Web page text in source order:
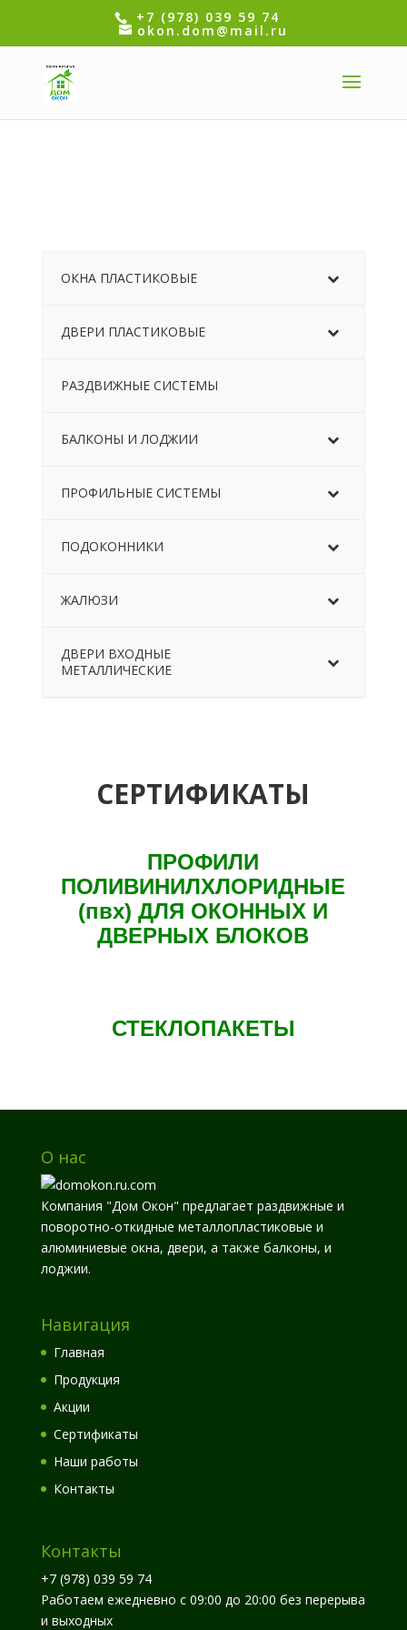
+7 (978) 039 59 74
okon.dom@mail.ru
ОКНА ПЛАСТИКОВЫЕ
ДВЕРИ ПЛАСТИКОВЫЕ
РАЗДВИЖНЫЕ СИСТЕМЫ
БАЛКОНЫ И ЛОДЖИИ
ПРОФИЛЬНЫЕ СИСТЕМЫ
ПОДОКОННИКИ
ЖАЛЮЗИ
ДВЕРИ ВХОДНЫЕ
МЕТАЛЛИЧЕСКИЕ
СЕРТИФИКАТЫ
ПРОФИЛИ
ПОЛИВИНИЛХЛОРИДНЫЕ
(пвх) ДЛЯ ОКОННЫХ И
ДВЕРНЫХ БЛОКОВ
СТЕКЛОПАКЕТЫ
О нас
Компания "Дом Окон" предлагает раздвижные и
поворотно-откидные металлопластиковые и
алюминиевые окна, двери, а также балконы, и
лоджии.
Навигация
Главная
Продукция
Акции
Сертификаты
Наши работы
Контакты
Контакты
+7 (978) 039 59 74
Работаем ежедневно с 09:00 до 20:00 без перерыва
и выходных